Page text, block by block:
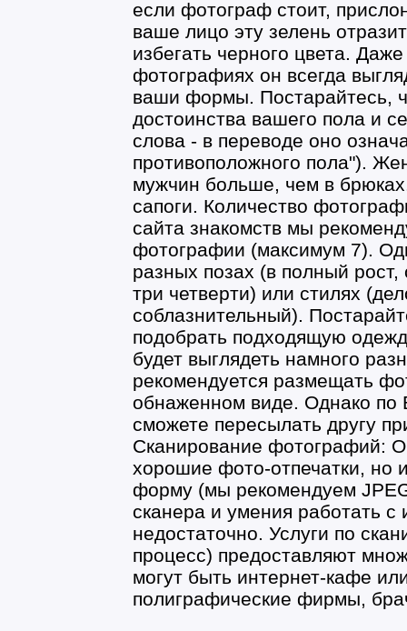
если фотограф стоит,
ваше лицо эту зелень
избегать черного цвета.
фотографиях он всегда
ваши формы. Постарайтесь,
достоинства вашего пола и
слова - в переводе оно
противоположного пола").
мужчин больше, чем в
сапоги. Количество
сайта знакомств мы
фотографии (максимум 7).
разных позах (в полный
три четверти) или стилях
соблазнительный).
подобрать подходящую
будет выглядеть намного
рекомендуется размещать
обнаженном виде. Однако
сможете пересылать другу
Сканирование фотографий:
хорошие фото-отпечатки, но
форму (мы рекомендуем
сканера и умения работать
недостаточно. Услуги по
процесс) предоставляют
могут быть интернет-кафе
полиграфические фирмы,